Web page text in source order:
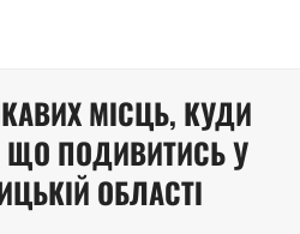
МІСЦЬ, КУДИ
ЩО ПОДИВИТИСЬ У
ОБЛАСТІ